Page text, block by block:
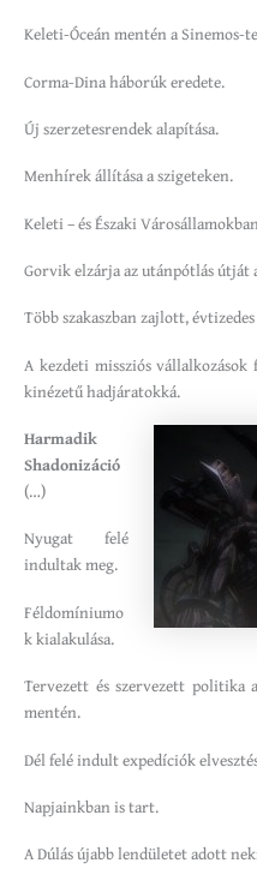
Keleti-Óceán mentén a Sinemos-
Corma-Dina háborúk eredete.
Új szerzetesrendek alapítása.
Menhírek állítása a szigeteken.
Keleti – és Északi
Gorvik elzárja az utánpótlás útját
Több szakaszban zajlott,
A kezdeti missziós
kinézetű hadjáratokká.
Harmadik
Shadonizáció
(…)
Nyugat felé
indultak meg.
Féldomíniumo
k kialakulása.
Tervezett és szervezett politika
mentén.
Dél felé indult expedíciók
Napjainkban is tart.
A Dúlás újabb lendületet adott